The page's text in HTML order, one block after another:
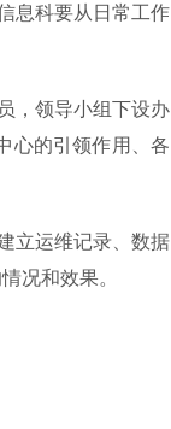
息科要从日常工作
，领导小组下设办
心的引领作用、各
立运维记录、数据
况和效果。